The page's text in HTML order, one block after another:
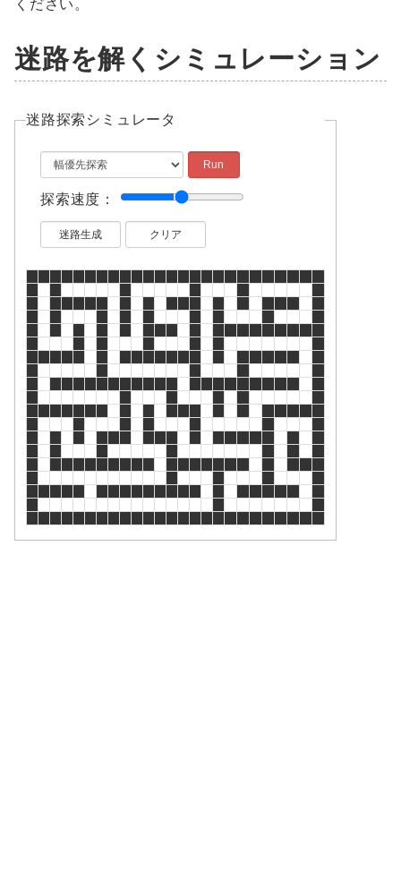
ください。
迷路を解くシミュレーション
迷路探索シミュレータ
探索速度：